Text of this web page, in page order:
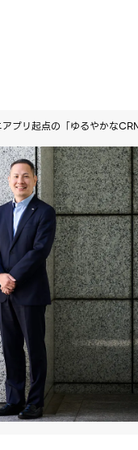
プリ起点の「ゆるやかな